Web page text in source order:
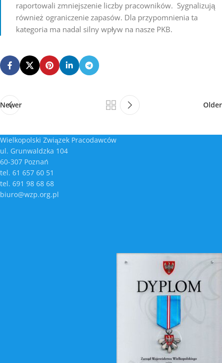
raportowali zmniejszenie liczby pracowników. Sygnalizują
również ograniczenie zapasów. Dla przypomnienia ta
kategoria ma nadal silny wpływ na nasze PKB.
Newer Older
Wielkopolski Związek Pracodawców
ul. Grunwaldzka 104
60-307 Poznań
tel. 61 657 60 51
tel. 691 98 68 68
biuro@wzp.org.pl